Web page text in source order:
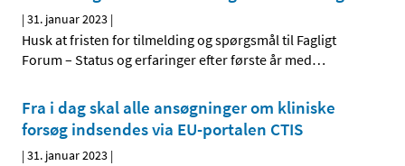
|31. januar 2023 |
Husk at fristen for tilmelding og spørgsmål til Fagligt
Forum – Status og erfaringer efter første år med…
Fra i dag skal alle ansøgninger om kliniske
forsøg indsendes via EU-portalen CTIS
|31. januar 2023 |